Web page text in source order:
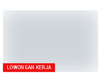
LOWONGAN KERJA